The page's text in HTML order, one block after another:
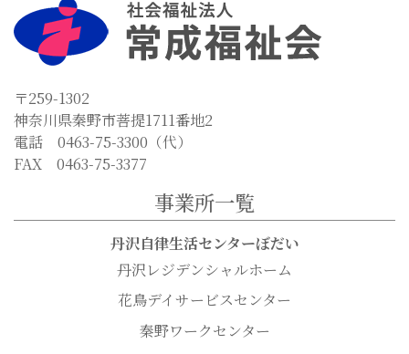
〒259-1302
神奈川県秦野市菩提1711番地2
電話 0463-75-3300（代）
FAX 0463-75-3377
事業所一覧
丹沢自律生活センターぼだい
丹沢レジデンシャルホーム
花鳥デイサービスセンター
秦野ワークセンター